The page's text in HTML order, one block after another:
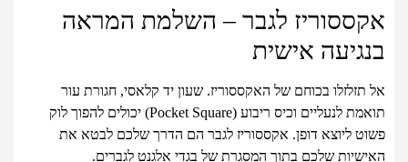
אקססוריז לגבר – השלמת המראה
בנגיעה אישית
אל תזלזלו בכוחם של האקססוריז. שעון יד קלאסי, חגורת עור
תואמת לנעליים וכיס ריבוע (Pocket Square) יכולים להפוך לוק
פשוט ליוצא דופן. אקססוריז לגבר הם הדרך שלכם לבטא את
האישיות שלכם בתוך המסגרת של בגדי אלגנט לגברים.